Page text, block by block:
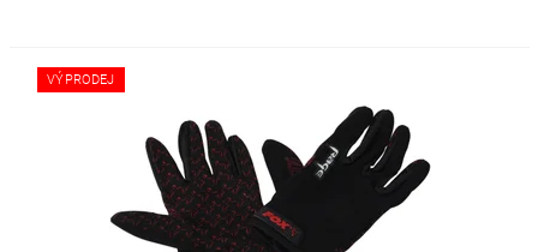
VÝPRODEJ